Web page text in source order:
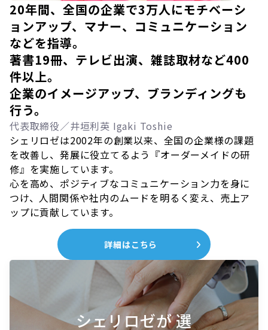
20年間、全国の企業で3万人にモチベーシ
ョンアップ、マナー、コミュニケーション
などを指導。
著書19冊、テレビ出演、雑誌取材など400
件以上。
企業のイメージアップ、ブランディングも
行う。
代表取締役／井垣利英 Igaki Toshie
シェリロゼは2002年の創業以来、全国の企業様の課題
を改善し、発展に役立てるよう『オーダーメイドの研
修』を実施しています。
心を高め、ポジティブなコミュニケーション力を身に
つけ、人間関係や社内のムードを明るく変え、売上ア
ップに貢献しています。
詳細はこちら